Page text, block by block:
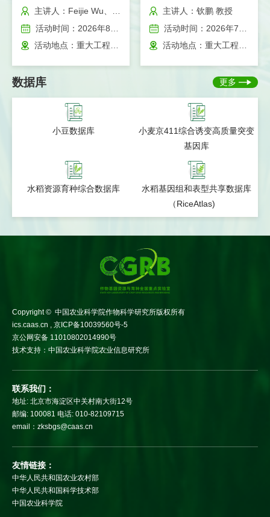
Scientific Editor's Tips:
published
主讲人：Feijie Wu、Yang Yang
础解析与利用（重大工程
月7日 上午9:30）
主讲人：钦鹏 教授
数据库 更多
小豆数据库
小麦京411综合诱变高质量突变
基因库
水稻资源育种综合数据库
水稻基因组和表型共享数据库
（RiceAtlas)
Copyright © 中国农业科学院作物科学研究所版权所有
ics.caas.cn , 京ICP备10039560号-5
京公网安备 11010802014990号
技术支持：中国农业科学院农业信息研究所
联系我们：
地址: 北京市海淀区中关村南大街12号
邮编: 100081 电话: 010-82109715
email：zksbgs@caas.cn
友情链接：
中华人民共和国农业农村部
中华人民共和国科学技术部
中国农业科学院